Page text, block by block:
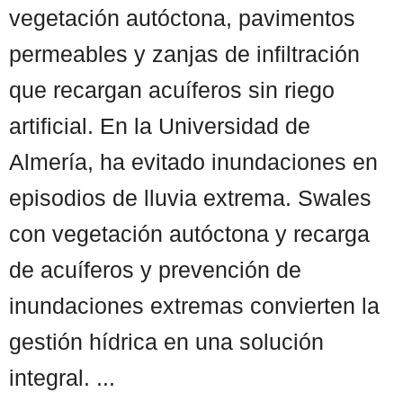
vegetación autóctona, pavimentos
permeables y zanjas de infiltración
que recargan acuíferos sin riego
artificial. En la Universidad de
Almería, ha evitado inundaciones en
episodios de lluvia extrema. Swales
con vegetación autóctona y recarga
de acuíferos y prevención de
inundaciones extremas convierten la
gestión hídrica en una solución
integral. ...